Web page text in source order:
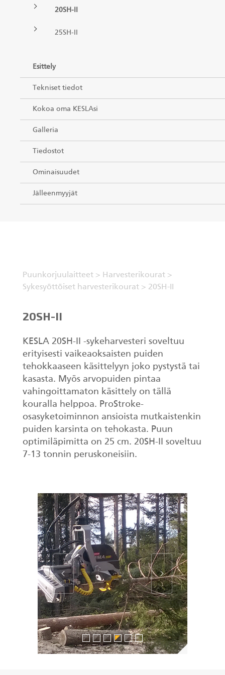
Perävaunut
Sykeprosessori
Kahmarit I
KESLA Defence
20SH-II
25SH-II
Esittely
Tekniset tiedot
Kokoa oma KESLAsi
Galleria
Tiedostot
Ominaisuudet
Jälleenmyyjät
Puunkorjuulaitteet > Harvesterikourat >
Sykesyöttöiset harvesterikourat > 20SH-II
20SH-II
KESLA 20SH-II -sykeharvesteri soveltuu
erityisesti vaikeaoksaisten puiden
tehokkaaseen käsittelyyn joko pystystä tai
kasasta. Myös arvopuiden pintaa
vahingoittamaton käsittely on tällä
kouralla helppoa. ProStroke-
osasyketoiminnon ansioista mutkaistenkin
puiden karsinta on tehokasta. Puun
optimiläpimitta on 25 cm. 20SH-II soveltuu
7-13 tonnin peruskoneisiin.